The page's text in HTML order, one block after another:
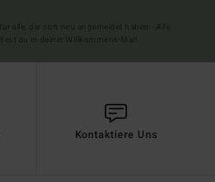
Kontaktiere Uns